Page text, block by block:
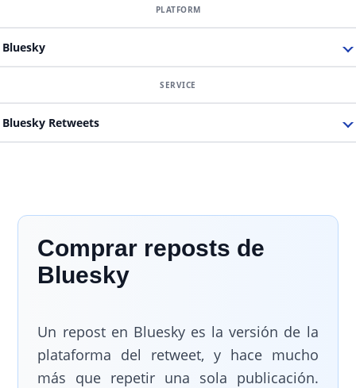
Bluesky
Bluesky Retweets
Comprar reposts de
Bluesky
Un repost en Bluesky es la versión de la
plataforma del retweet, y hace mucho
más que repetir una sola publicación.